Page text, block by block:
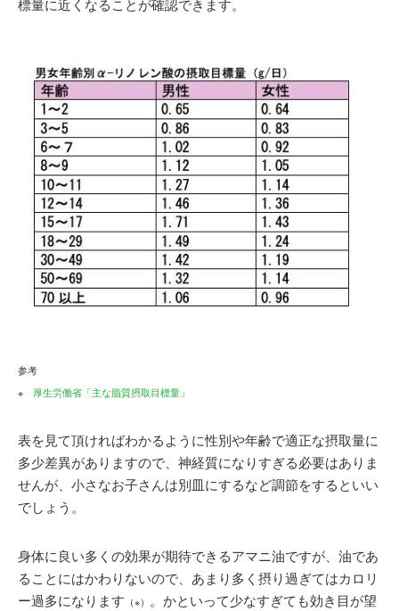
標量に近くなることが確認できます。
参考
※ 厚生労働省「主な脂質摂取目標量」
表を見て頂ければわかるように性別や年齢で適正な摂取量に
多少差異がありますので、神経質になりすぎる必要はありま
せんが、小さなお子さんは別皿にするなど調節をするといい
でしょう。
身体に良い多くの効果が期待できるアマニ油ですが、油であ
ることにはかわりないので、あまり多く摂り過ぎてはカロリ
ー過多になります （※） 。かといって少なすぎても効き目が望